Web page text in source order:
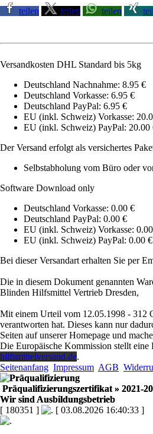
teilen
teilen teilen
Versandkosten DHL Standard bis 5kg
Deutschland Nachnahme: 8.95 €
Deutschland Vorkasse: 6.95 €
Deutschland PayPal: 6.95 €
EU (inkl. Schweiz) Vorkasse:
EU (inkl. Schweiz) PayPal: 20.00
Der Versand erfolgt als versichertes
Selbstabholung vom Büro oder
Software Download only
Deutschland Vorkasse: 0.00 €
Deutschland PayPal: 0.00 €
EU (inkl. Schweiz) Vorkasse:
EU (inkl. Schweiz) PayPal: 0.00 €
Bei dieser Versandart erhalten Sie per
Die in diesem Dokument genannten
Blinden Hilfsmittel Vertrieb Dresden,
Mit einem Urteil vom 12.05.1998 - 312
verantworten hat. Dieses kann nur
Seiten auf unserer Homepage und
Die Europäische Kommission stellt
hilfsmittelversand.de.
Seitenanfang Impressum AGB
Präqualifizierungszertifikat » 2021-
Wir sind Ausbildungsbetrieb
[ 180351 ]
[ 03.08.2026 16:40:33 ]